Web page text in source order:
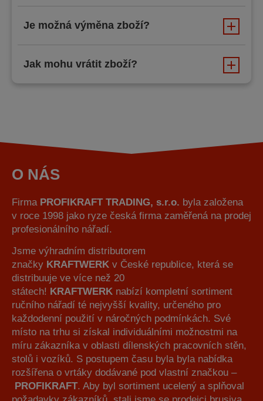
Je možná výměna zboží?
Jak mohu vrátit zboží?
O NÁS
Firma PROFIKRAFT TRADING, s.r.o. byla založena
v roce 1998 jako ryze česká firma zaměřená na prodej
profesionálního nářadí.
Jsme výhradním distributorem
značky KRAFTWERK v České republice, která se
distribuuje ve více než 20
státech! KRAFTWERK nabízí kompletní sortiment
ručního nářadí té nejvyšší kvality, určeného pro
každodenní použití v náročných podmínkách. Své
místo na trhu si získal individuálními možnostmi na
míru zákazníka v oblasti dílenských pracovních stěn,
stolů i vozíků. S postupem času byla byla nabídka
rozšířena o vrtáky dodávané pod vlastní značkou –
PROFIKRAFT. Aby byl sortiment ucelený a splňoval